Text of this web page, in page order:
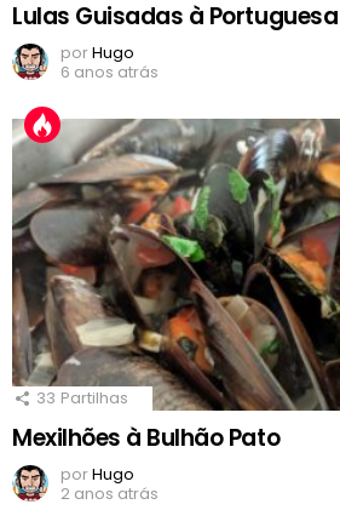
Lulas Guisadas à Portuguesa
porHugo
6 anos atrás
33 Partilhas
Mexilhões à Bulhão Pato
porHugo
2 anos atrás